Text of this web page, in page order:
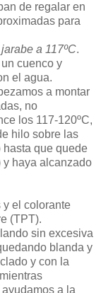
de regalar en
para
a 117ºC.
cuenco y
el agua.
a montar
no
los 117-120ºC,
hilo sobre las
que quede
y haya alcanzado
y el colorante
(TPT).
sin excesiva
blanda y
y con la
a la